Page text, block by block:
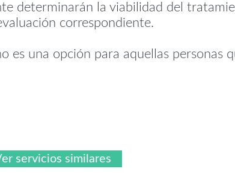
determinarán la viabilidad del
correspondiente.
es una opción para aquellas personas
servicios similares